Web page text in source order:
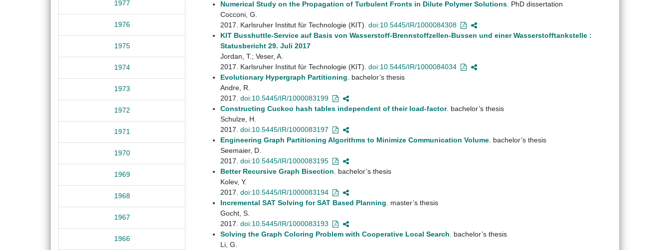
1977
1976
1975
1974
1973
1972
1971
1970
1969
1968
1967
1966
Numerical Study on the Propagation of Turbulent Fronts in Dilute Polymer Solutions . PhD dissertation
Cocconi, G.
2017. Karlsruher Institut für Technologie (KIT). doi:10.5445/IR/1000084308
KIT Busshuttle-Service auf Basis von Wasserstoff-Brennstoffzellen-Bussen und einer Wasserstofftankstelle :
Statusbericht 29. Juli 2017
Jordan, T.; Veser, A.
2017. Karlsruher Institut für Technologie (KIT). doi:10.5445/IR/1000084034
Evolutionary Hypergraph Partitioning . bachelor’s thesis
Andre, R.
2017. doi:10.5445/IR/1000083199
Constructing Cuckoo hash tables independent of their load-factor. bachelor’s thesis
Schulze, H.
2017. doi:10.5445/IR/1000083197
Engineering Graph Partitioning Algorithms to Minimize Communication Volume . bachelor’s thesis
Seemaier, D.
2017. doi:10.5445/IR/1000083195
Better Recursive Graph Bisection . bachelor’s thesis
Kolev, Y.
2017. doi:10.5445/IR/1000083194
Incremental SAT Solving for SAT Based Planning . master’s thesis
Gocht, S.
2017. doi:10.5445/IR/1000083193
Solving the Graph Coloring Problem with Cooperative Local Search . bachelor’s thesis
Li, G.